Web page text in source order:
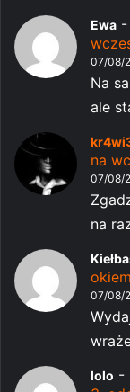
Ewa -
07/08/
Na
ale
na
07/08/
na
07/08/
lolo -